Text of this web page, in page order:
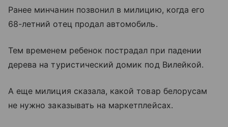
Ранее минчанин позвонил в милицию, когда его
68-летний отец продал автомобиль.
Тем временем ребенок пострадал при падении
дерева на туристический домик под Вилейкой.
А еще милиция сказала, какой товар белорусам
не нужно заказывать на маркетплейсах.